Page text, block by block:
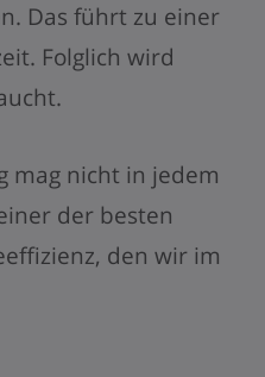
Das führt zu einer
Folglich wird
mag nicht in jedem
der besten
den wir im